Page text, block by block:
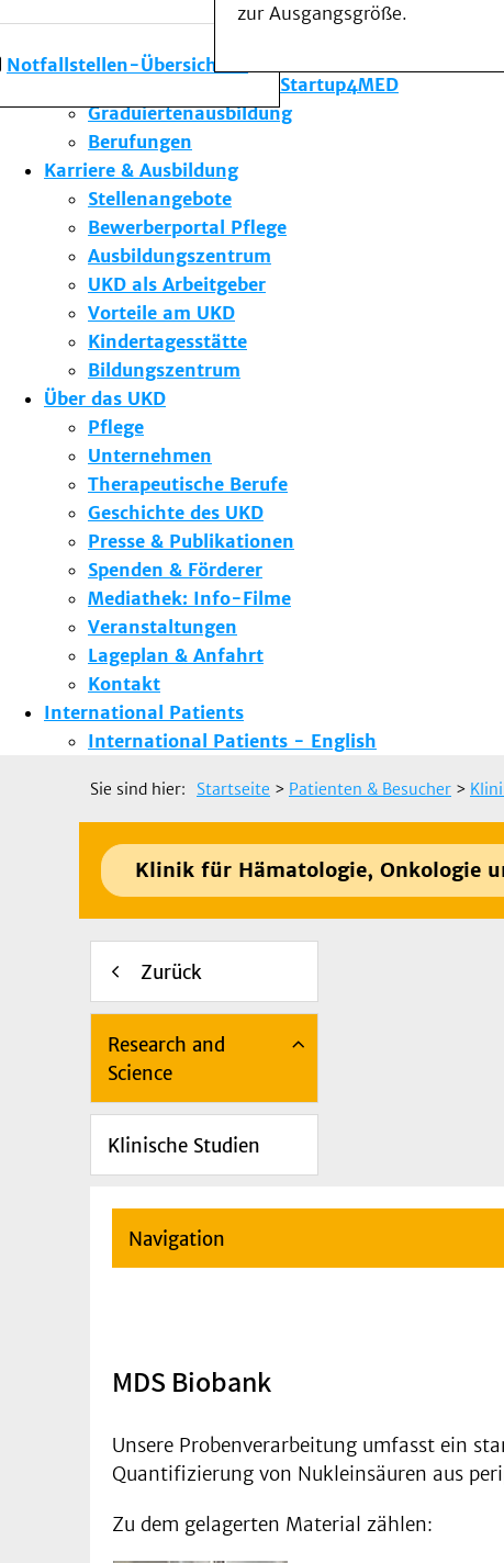
Notfallstellen-Übersicht
zur Ausgangsgröße.
Forschung am UKD
Studium & Lehre
Gründungsförderung Startup4MED
Graduiertenausbildung
Berufungen
Karriere & Ausbildung
Stellenangebote
Bewerberportal Pflege
Ausbildungszentrum
UKD als Arbeitgeber
Vorteile am UKD
Kindertagesstätte
Bildungszentrum
Über das UKD
Pflege
Unternehmen
Therapeutische Berufe
Geschichte des UKD
Presse & Publikationen
Spenden & Förderer
Mediathek: Info-Filme
Veranstaltungen
Lageplan & Anfahrt
Kontakt
International Patients
International Patients - English
Sie sind hier: Startseite > Patienten & Besucher >
Klinik für Hämatologie, Onkologie
Zurück
Research and
Science
Klinische Studien
Navigation
MDS Biobank
Unsere Probenverarbeitung umfasst ein
Quantifizierung von Nukleinsäuren aus
Zu dem gelagerten Material zählen: